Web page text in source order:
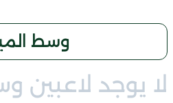
وسط
لا يوجد لاعبين